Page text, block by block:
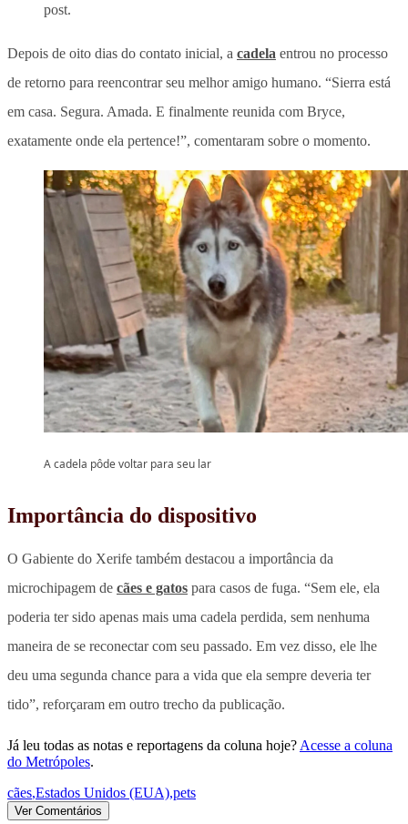
post.
Depois de oito dias do contato inicial, a cadela entrou no processo
de retorno para reencontrar seu melhor amigo humano. “Sierra está
em casa. Segura. Amada. E finalmente reunida com Bryce,
exatamente onde ela pertence!”, comentaram sobre o momento.
A cadela pôde voltar para seu lar
Importância do dispositivo
O Gabiente do Xerife também destacou a importância da
microchipagem de cães e gatos para casos de fuga. “Sem ele, ela
poderia ter sido apenas mais uma cadela perdida, sem nenhuma
maneira de se reconectar com seu passado. Em vez disso, ele lhe
deu uma segunda chance para a vida que ela sempre deveria ter
tido”, reforçaram em outro trecho da publicação.
Já leu todas as notas e reportagens da coluna hoje? Acesse a coluna
do Metrópoles.
cães,Estados Unidos (EUA),pets
Ver Comentários